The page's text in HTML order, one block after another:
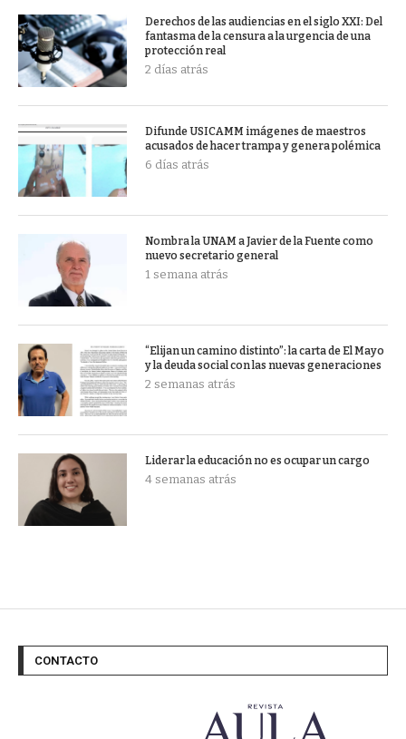
Derechos de las audiencias en el siglo XXI: Del
fantasma de la censura a la urgencia de una
protección real
2 días atrás
Difunde USICAMM imágenes de maestros
acusados de hacer trampa y genera polémica
6 días atrás
Nombra la UNAM a Javier de la Fuente como
nuevo secretario general
1 semana atrás
“Elijan un camino distinto”: la carta de El Mayo
y la deuda social con las nuevas generaciones
2 semanas atrás
Liderar la educación no es ocupar un cargo
4 semanas atrás
CONTACTO